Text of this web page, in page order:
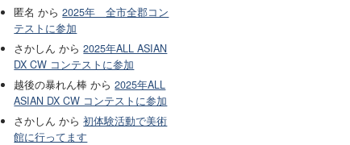
匿名 から2025年 全市全郡コン
テストに参加
さかしん から2025年ALL ASIAN
DX CW コンテストに参加
越後の暴れん棒 から2025年ALL
ASIAN DX CW コンテストに参加
さかしん から初体験活動で美術
館に行ってます